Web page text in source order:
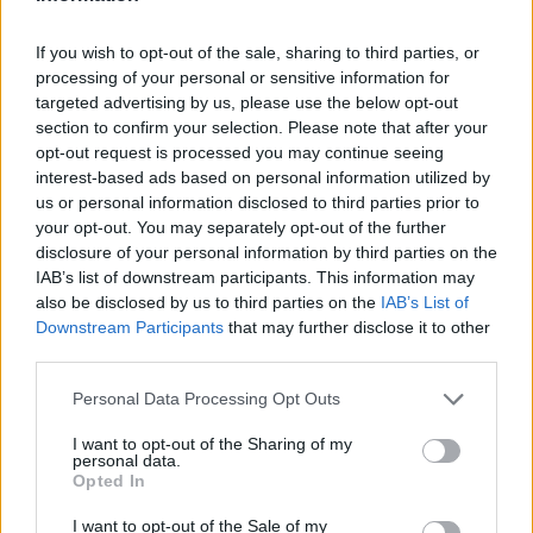
If you wish to opt-out of the sale, sharing to third parties, or
processing of your personal or sensitive information for
targeted advertising by us, please use the below opt-out
section to confirm your selection. Please note that after your
opt-out request is processed you may continue seeing
interest-based ads based on personal information utilized by
us or personal information disclosed to third parties prior to
your opt-out. You may separately opt-out of the further
disclosure of your personal information by third parties on the
IAB’s list of downstream participants. This information may
also be disclosed by us to third parties on the IAB’s List of
Downstream Participants that may further disclose it to other
Please note that this website/app uses one or more Google
not limited to your visit or usage behaviour. You may click to
grant or deny consent to Google and its third-party tags to
use your data for below specified purposes in below Google
consent section.
Personal Data Processing Opt Outs
I want to opt-out of the Sharing of my
personal data.
Opted In
I want to opt-out of the Sale of my
anyavállalat fizetési haladékot kért. Az európai
kerékpáripar...
JNSZ megyei hírek
2026.08.05. szol24.hu